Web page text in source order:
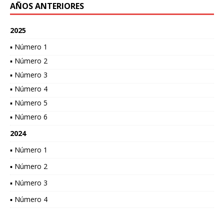
AÑOS ANTERIORES
2025
▪ Número 1
▪ Número 2
▪ Número 3
▪ Número 4
▪ Número 5
▪ Número 6
2024
▪ Número 1
▪ Número 2
▪ Número 3
▪ Número 4